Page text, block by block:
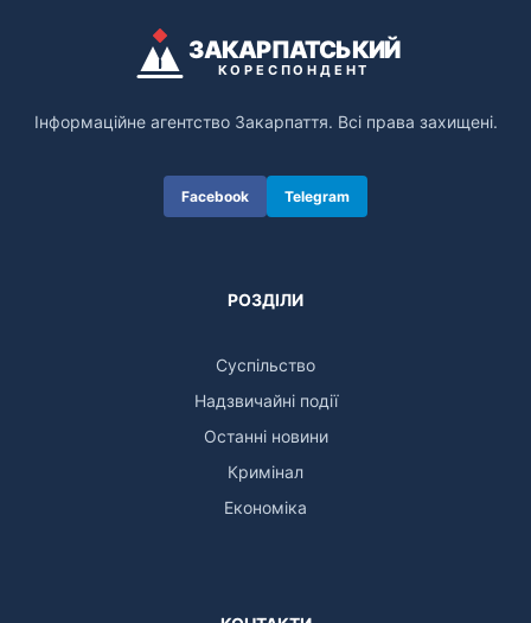
ЗАКАРПАТСЬКИЙ
КОРЕСПОНДЕНТ
Інформаційне агентство Закарпаття. Всі права захищені.
Facebook Telegram
РОЗДІЛИ
Суспільство
Надзвичайні події
Останні новини
Кримінал
Економіка